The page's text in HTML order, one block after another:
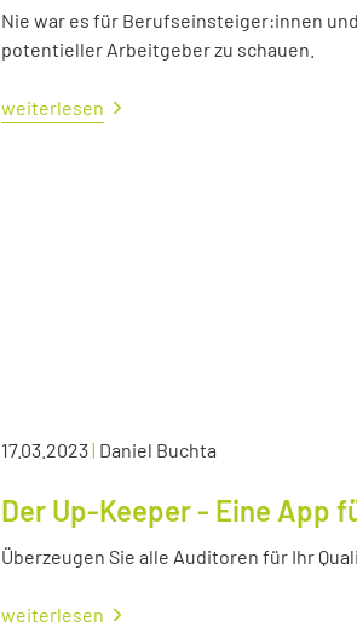
Nie war es für Berufseinsteiger:innen
potentieller Arbeitgeber zu schauen.
weiterlesen
17.03.2023| Daniel Buchta
Der Up-Keeper - Eine App
Überzeugen Sie alle Auditoren für Ihr
weiterlesen